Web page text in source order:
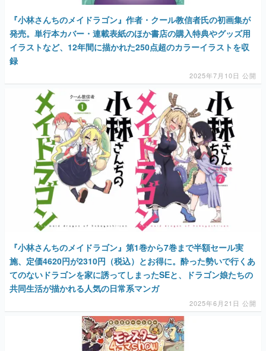
『小林さんちのメイドラゴン』作者・クール教信者氏の初画集が
発売。単行本カバー・連載表紙のほか書店の購入特典やグッズ用
イラストなど、12年間に描かれた250点超のカラーイラストを収
録
2025年7月10日 公開
『小林さんちのメイドラゴン』第1巻から7巻まで半額セール実
施、定価4620円が2310円（税込）とお得に。酔った勢いで行くあ
てのないドラゴンを家に誘ってしまったSEと、ドラゴン娘たちの
共同生活が描かれる人気の日常系マンガ
2025年6月21日 公開